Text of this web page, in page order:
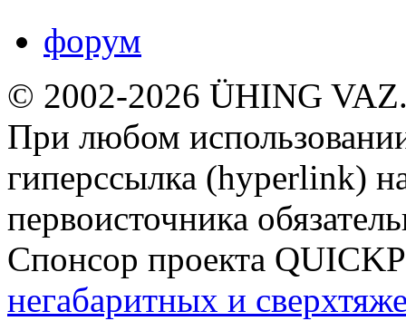
форум
© 2002-2026 ÜHING
При любом
гиперссылка (hyperlink)
первоисточника
Спонсор проекта
негабаритных и